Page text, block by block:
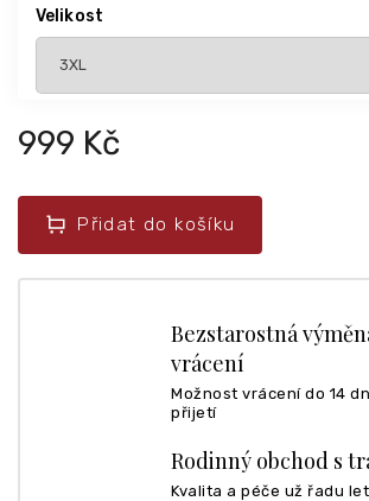
999 Kč
Velikost
Přidat do košíku
Bezstarostná
vrácení
Možnost vrácení do 14
přijetí
Rodinný obchod s
Kvalita a péče už řadu let